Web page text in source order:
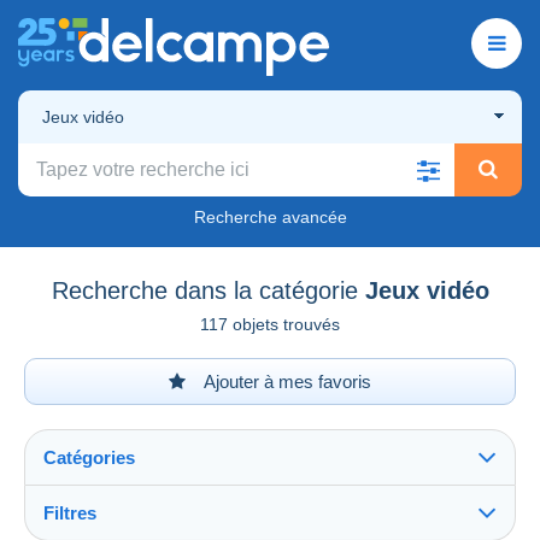
Jeux vidéo
Recherche avancée
Recherche dans la catégorie Jeux vidéo
117 objets trouvés
Ajouter à mes favoris
Catégories
Filtres